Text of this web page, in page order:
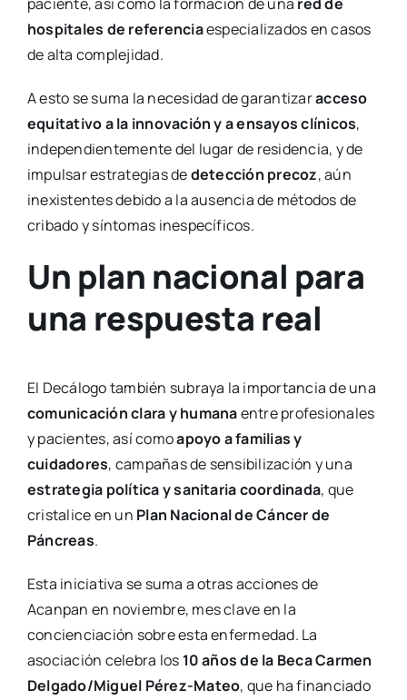
hospitales de referenciaespecializados en casos
de alta complejidad.
A esto se suma la necesidad de garantizaracceso
equitativo a la innovación y a ensayos clínicos,
independientemente del lugar de residencia, y de
impulsar estrategias dedetección precoz, aún
inexistentes debido a la ausencia de métodos de
cribado y síntomas inespecíficos.
Un plan nacional para
una respuesta real
El Decálogo también subraya la importancia de una
comunicación clara y humanaentre profesionales
y pacientes, así comoapoyo a familias y
cuidadores, campañas de sensibilización y una
estrategia política y sanitaria coordinada, que
cristalice en un Plan Nacional de Cáncer de
Páncreas.
Esta iniciativa se suma a otras acciones de
Acanpan en noviembre, mes clave en la
concienciación sobre esta enfermedad. La
asociación celebra los 10 años de la Beca Carmen
Delgado/Miguel Pérez-Mateo, que ha financiado